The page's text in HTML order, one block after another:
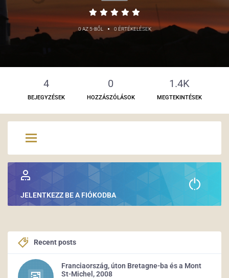
0 AZ 5-BŐL • 0 ÉRTÉKELÉSEK
4
BEJEGYZÉSEK
0
HOZZÁSZÓLÁSOK
1.4K
MEGTEKINTÉSEK
JELENTKEZZ BE A FIÓKODBA
Recent posts
Franciaország, úton Bretagne-ba és a Mont
St-Michel, 2008